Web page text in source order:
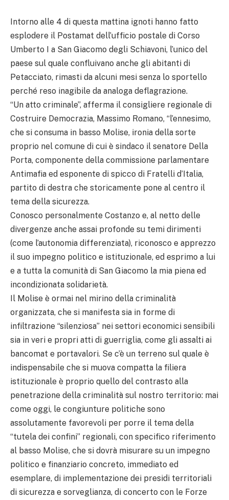
Intorno alle 4 di questa mattina ignoti hanno fatto
esplodere il Postamat dell’ufficio postale di Corso
Umberto I a San Giacomo degli Schiavoni, l’unico del
paese sul quale confluivano anche gli abitanti di
Petacciato, rimasti da alcuni mesi senza lo sportello
perché reso inagibile da analoga deflagrazione.
“Un atto criminale”, afferma il consigliere regionale di
Costruire Democrazia, Massimo Romano, “l’ennesimo,
che si consuma in basso Molise, ironia della sorte
proprio nel comune di cui è sindaco il senatore Della
Porta, componente della commissione parlamentare
Antimafia ed esponente di spicco di Fratelli d’Italia,
partito di destra che storicamente pone al centro il
tema della sicurezza.
Conosco personalmente Costanzo e, al netto delle
divergenze anche assai profonde su temi dirimenti
(come l’autonomia differenziata), riconosco e apprezzo
il suo impegno politico e istituzionale, ed esprimo a lui
e a tutta la comunità di San Giacomo la mia piena ed
incondizionata solidarietà.
Il Molise è ormai nel mirino della criminalità
organizzata, che si manifesta sia in forme di
infiltrazione “silenziosa” nei settori economici sensibili
sia in veri e propri atti di guerriglia, come gli assalti ai
bancomat e portavalori. Se c’è un terreno sul quale è
indispensabile che si muova compatta la filiera
istituzionale è proprio quello del contrasto alla
penetrazione della criminalità sul nostro territorio: mai
come oggi, le congiunture politiche sono
assolutamente favorevoli per porre il tema della
“tutela dei confini” regionali, con specifico riferimento
al basso Molise, che si dovrà misurare su un impegno
politico e finanziario concreto, immediato ed
esemplare, di implementazione dei presidi territoriali
di sicurezza e sorveglianza, di concerto con le Forze